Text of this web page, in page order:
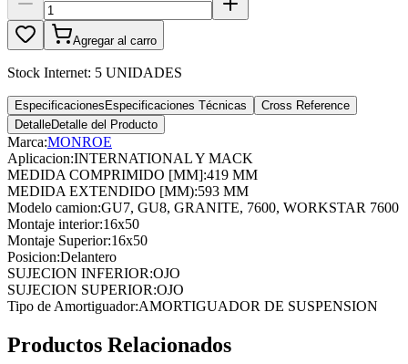
Agregar al carro
Stock Internet: 5 UNIDADES
Especificaciones Especificaciones Técnicas
Cross Reference
DetalleDetalle del Producto
Marca:MONROE
Aplicacion:INTERNATIONAL Y MACK
MEDIDA COMPRIMIDO [MM]:419 MM
MEDIDA EXTENDIDO [MM):593 MM
Modelo camion:GU7, GU8, GRANITE, 7600, WORKSTAR 7600
Montaje interior:16x50
Montaje Superior:16x50
Posicion:Delantero
SUJECION INFERIOR:OJO
SUJECION SUPERIOR:OJO
Tipo de Amortiguador:AMORTIGUADOR DE SUSPENSION
Productos Relacionados